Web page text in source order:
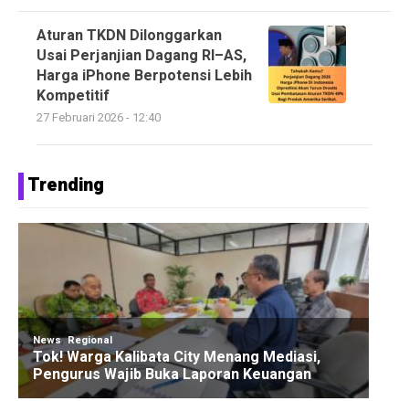
Aturan TKDN Dilonggarkan
Usai Perjanjian Dagang RI–AS,
Harga iPhone Berpotensi Lebih
Kompetitif
27 Februari 2026 - 12:40
Trending